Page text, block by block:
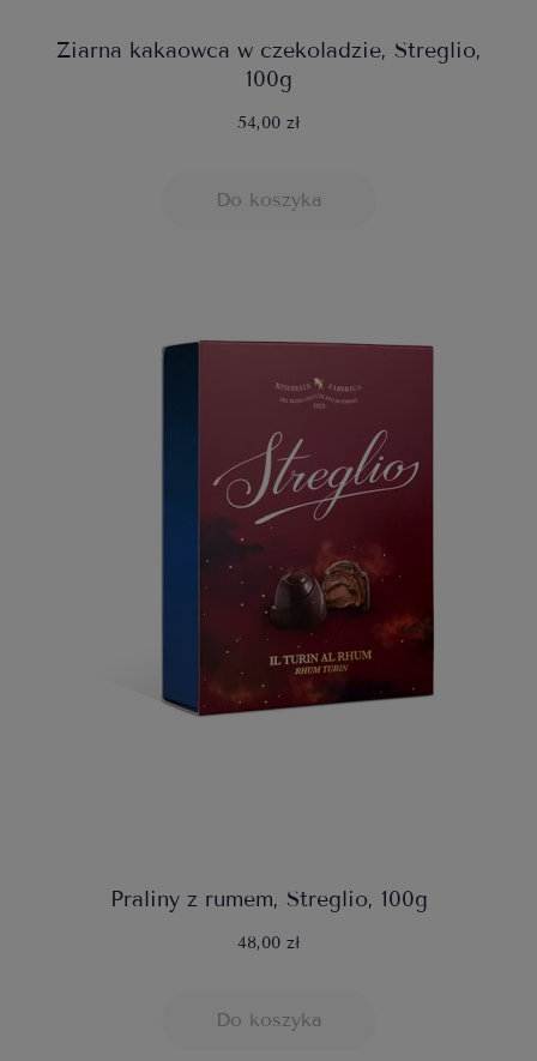
Ziarna kakaowca w czekoladzie, Streglio,
100g
54,00 zł
Do koszyka
Praliny z rumem, Streglio, 100g
48,00 zł
Do koszyka